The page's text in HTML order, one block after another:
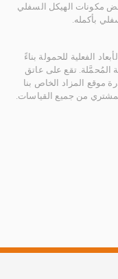
مكونات الهيكل السفلي
بأكمله.
الفعلية للحمولة بناءً
المُحمَّلة. تقع على عاتق
موقع المزاد الخاص بنا
من جميع القياسات.